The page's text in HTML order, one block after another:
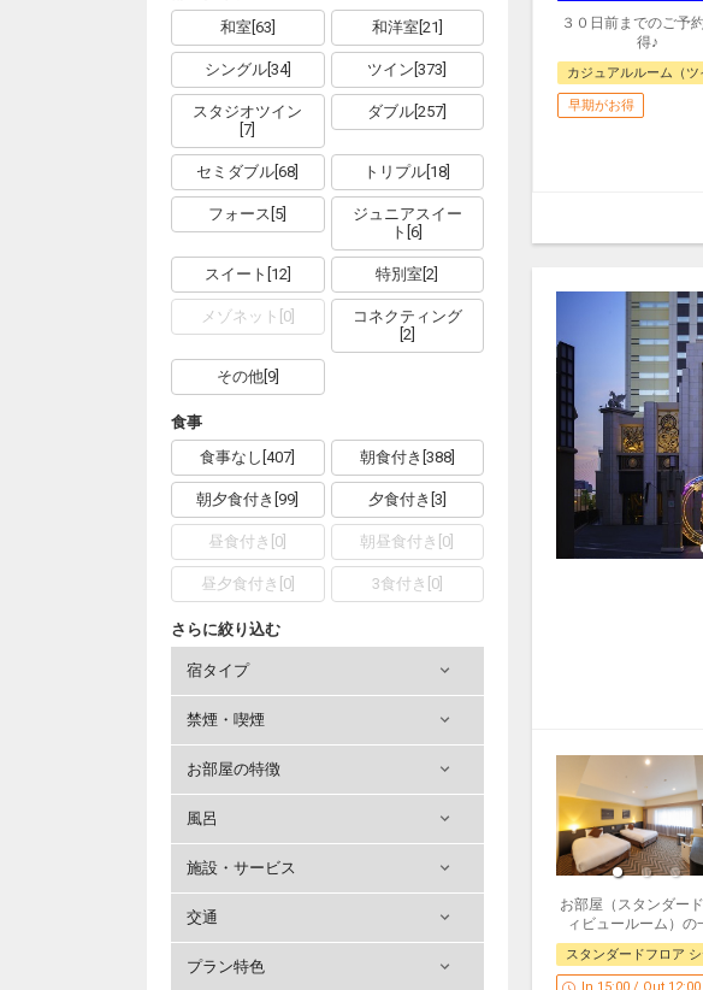
和室 63 和洋室 21
シングル[ 34] ツイン [373
スタジオツイン
[7
ダブル [257
セミダブル [68 トリプル 18
フォース 5
ジュニアスイー
ト [6
スイート 12] 特別室 [2
メゾネット 0]
コネクティング
2]
その他[ 9]
食事
食事なし [407 朝食付き 388]
朝夕食付き 99 夕食付き 3
昼食付き 0 朝昼食付き 0
昼夕食付き 0] 3食付き 0]
さらに絞り込む
宿タイプ
禁煙・喫煙
お部屋の特徴
風呂
施設・サービス
交通
プラン特色
３０日前までのご予
得♪
カジュアルルーム（ツ
早期がお得
お部屋（スタンダー
ィビュールーム）の
スタンダードフロア